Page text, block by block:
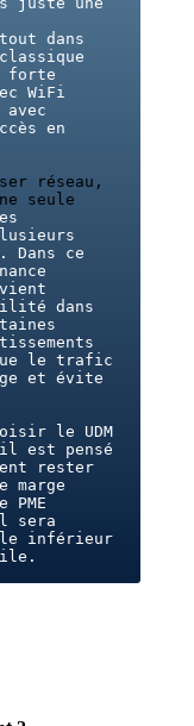
dans
forte
WiFi
en
réseau,
seule
Dans ce
dans
le trafic
et évite
le UDM
est pensé
rester
marge
sera
inférieur